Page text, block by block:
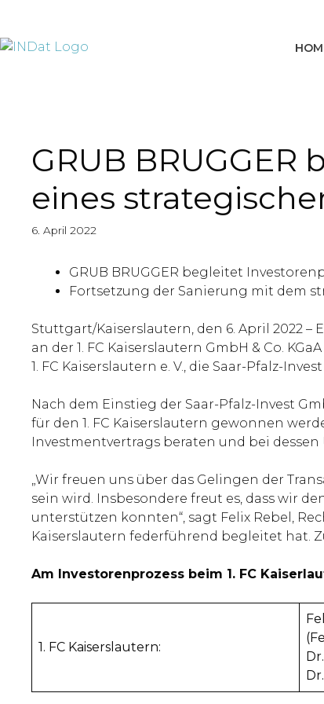
GRUB
eines
6. April 2022
GRUB BRUGGER begleitet
Fortsetzung der Sanierung mit dem
Stuttgart/Kaiserslautern, den 6. April 2022
an der 1. FC Kaiserslautern GmbH & Co.
1. FC Kaiserslautern e. V., die Saar-Pfalz-
Nach dem Einstieg der Saar-Pfalz-Invest
für den 1. FC Kaiserslautern gewonnen
Investmentvertrags beraten und bei
„Wir freuen uns über das Gelingen der
sein wird. Insbesondere freut es, dass wir
unterstützen konnten“, sagt Felix Rebel,
Kaiserslautern federführend begleitet hat.
Am Investorenprozess beim 1. FC
1. FC Kaiserslautern: